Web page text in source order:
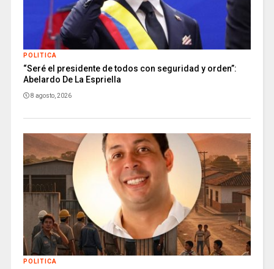
POLITICA
“Seré el presidente de todos con seguridad y orden”:
Abelardo De La Espriella
8 agosto, 2026
POLITICA